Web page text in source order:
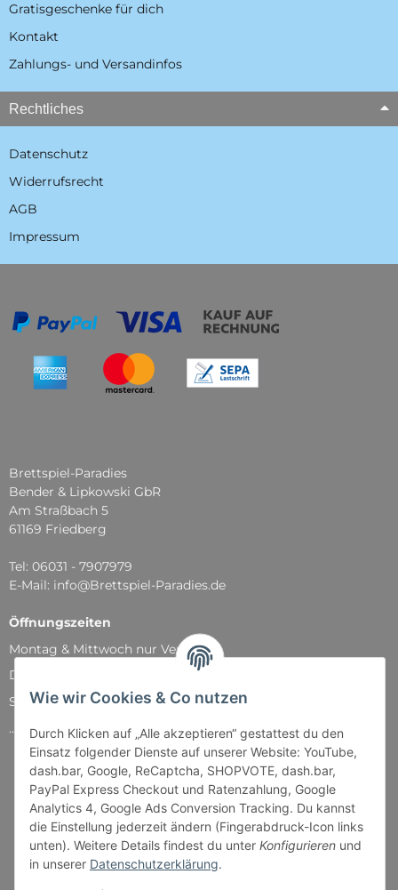
Wie wir Cookies & Co nutzen
Durch Klicken auf „Alle akzeptieren“ gestattest du den
Einsatz folgender Dienste auf unserer Website: YouTube,
dash.bar, Google, ReCaptcha, SHOPVOTE, dash.bar,
PayPal Express Checkout und Ratenzahlung, Google
Analytics 4, Google Ads Conversion Tracking. Du kannst
die Einstellung jederzeit ändern (Fingerabdruck-Icon links
unten). Weitere Details findest du unter Konfigurieren und
in unserer Datenschutzerklärung.
Gratisgeschenke für dich
Kontakt
Zahlungs- und Versandinfos
Rechtliches
Datenschutz
Widerrufsrecht
AGB
Impressum
Brettspiel-Paradies
Bender & Lipkowski GbR
Am Straßbach 5
61169 Friedberg
Tel: 06031 - 7907979
E-Mail: info@Brettspiel-Paradies.de
Öffnungszeiten
Montag & Mittwoch nur Versand
Dienstag, Donnerstag und Freitag: 11:00 - 18:30 Uhr
Samstag: 11:00 - 14:00 Uhr
...und natürlich während unserer Events